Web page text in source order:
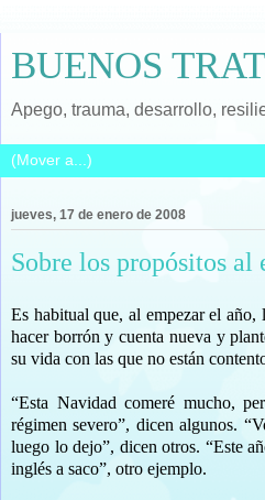
BUENOS
Apego, trauma, desarrollo,
jueves, 17 de enero de 2008
Sobre los propósitos al
Es habitual que, al empezar el año,
hacer borrón y cuenta nueva y
su vida con las que no están
“Esta Navidad comeré mucho,
régimen severo”, dicen algunos.
luego lo dejo”, dicen otros. “Este
inglés a saco”, otro ejemplo.